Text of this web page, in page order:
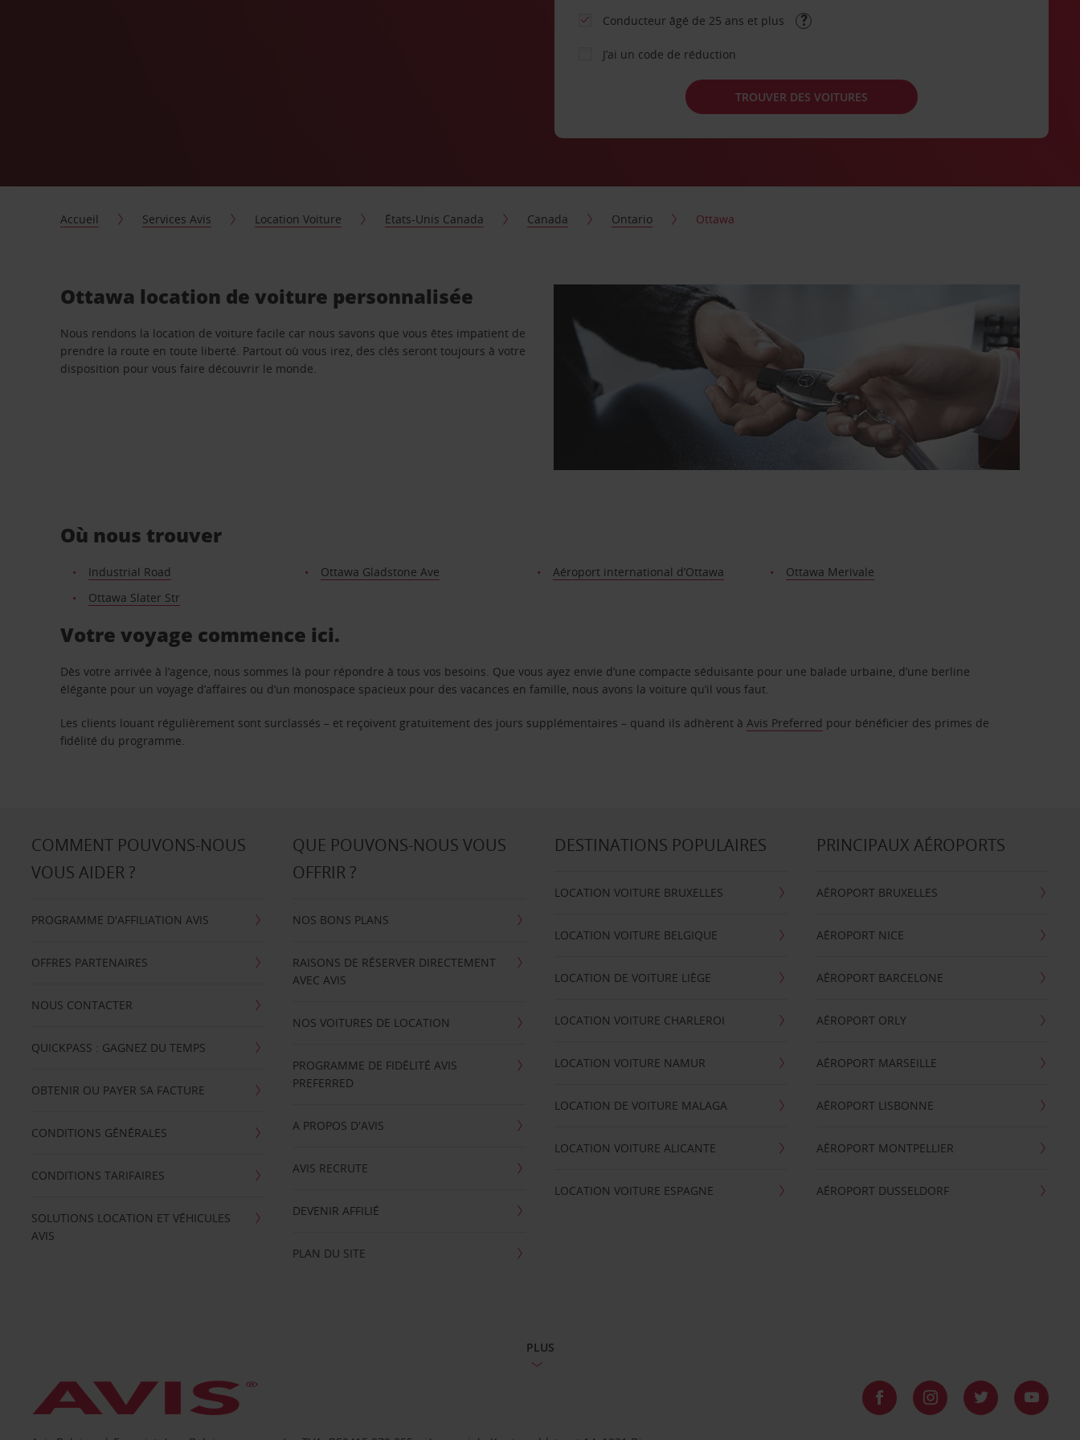
Conducteur âgé de 25 ans et plus
J’ai un code de réduction
TROUVER DES VOITURES
Accueil Services Avis Location Voiture États-Unis Canada Canada Ontario Ottawa
Ottawa location de voiture personnalisée
Nous rendons la location de voiture facile car nous savons que vous êtes impatient de
prendre la route en toute liberté. Partout où vous irez, des clés seront toujours à votre
disposition pour vous faire découvrir le monde.
Où nous trouver
Industrial Road Ottawa Gladstone Ave Aéroport international d’Ottawa
Ottawa Merivale
Ottawa Slater Str
Votre voyage commence ici.
Dès votre arrivée à l’agence, nous sommes là pour répondre à tous vos besoins. Que vous ayez envie d’une compacte séduisante pour une balade urbaine, d’une berline
élégante pour un voyage d’affaires ou d’un monospace spacieux pour des vacances en famille, nous avons la voiture qu’il vous faut.
Les clients louant régulièrement sont surclassés – et reçoivent gratuitement des jours supplémentaires – quand ils adhèrent àAvis Preferred pour bénéficier des primes de
fidélité du programme.
COMMENT POUVONS-NOUS
VOUS AIDER ?
PROGRAMME D'AFFILIATION AVIS
OFFRES PARTENAIRES
NOUS CONTACTER
QUICKPASS : GAGNEZ DU TEMPS
OBTENIR OU PAYER SA FACTURE
CONDITIONS GÉNÉRALES
CONDITIONS TARIFAIRES
SOLUTIONS LOCATION ET VÉHICULES
AVIS
QUE POUVONS-NOUS VOUS
OFFRIR ?
NOS BONS PLANS
RAISONS DE RÉSERVER DIRECTEMENT
AVEC AVIS
NOS VOITURES DE LOCATION
PROGRAMME DE FIDÉLITÉ AVIS
PREFERRED
A PROPOS D'AVIS
AVIS RECRUTE
DEVENIR AFFILIÉ
PLAN DU SITE
DESTINATIONS POPULAIRES
LOCATION VOITURE BRUXELLES
LOCATION VOITURE BELGIQUE
LOCATION DE VOITURE LIÈGE
LOCATION VOITURE CHARLEROI
LOCATION VOITURE NAMUR
LOCATION DE VOITURE MALAGA
LOCATION VOITURE ALICANTE
LOCATION VOITURE ESPAGNE
PRINCIPAUX AÉROPORTS
AÉROPORT BRUXELLES
AÉROPORT NICE
AÉROPORT BARCELONE
AÉROPORT ORLY
AÉROPORT MARSEILLE
AÉROPORT LISBONNE
AÉROPORT MONTPELLIER
AÉROPORT DUSSELDORF
PLUS